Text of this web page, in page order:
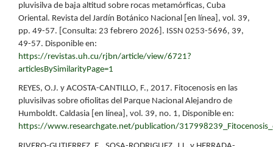
pluvisilva de baja altitud sobre rocas metamórficas, Cuba
Oriental. Revista del Jardín Botánico Nacional [en línea], vol. 39,
pp. 49-57. [Consulta: 23 febrero 2026]. ISSN 0253-5696, 39,
49-57. Disponible en:
https://revistas.uh.cu/rjbn/article/view/6721?
articlesBySimilarityPage=1
REYES, O.J. y ACOSTA-CANTILLO, F., 2017. Fitocenosis en las
pluvisilvas sobre ofiolitas del Parque Nacional Alejandro de
Humboldt. Caldasia [en línea], vol. 39, no. 1, Disponible en:
https://www.researchgate.net/publication/